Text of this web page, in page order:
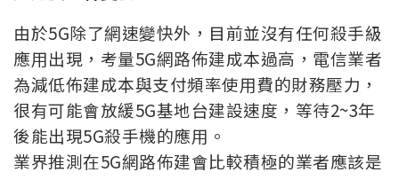
由於5G除了網速變快外，目前並沒有任何殺手級
應用出現，考量5G網路佈建成本過高，電信業者
為減低佈建成本與支付頻率使用費的財務壓力，
很有可能會放緩5G基地台建設速度，等待2~3年
後能出現5G殺手機的應用。
業界推測在5G網路佈建會比較積極的業者應該是